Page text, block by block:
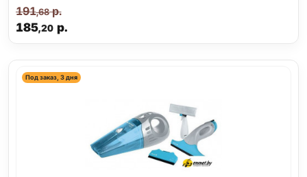
185,20р.
191,68р.
Под заказ, 3 дня